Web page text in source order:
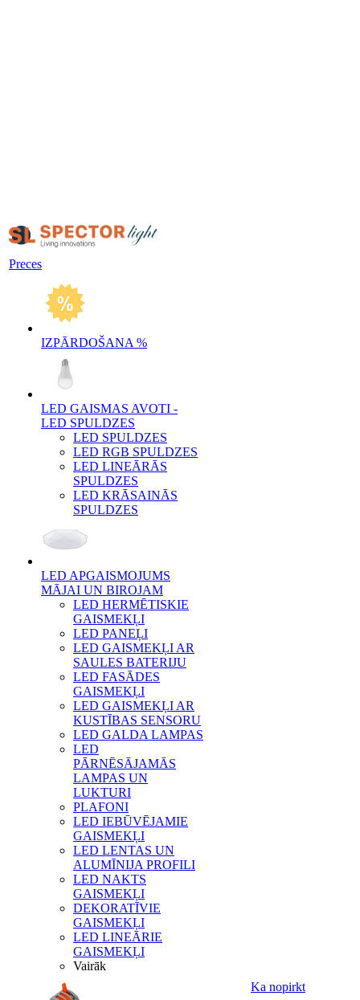
Preces
IZPĀRDOŠANA %
LED GAISMAS AVOTI -
LED SPULDZES
LED SPULDZES
LED RGB SPULDZES
LED LINEĀRĀS
SPULDZES
LED KRĀSAINĀS
SPULDZES
LED APGAISMOJUMS
MĀJAI UN BIROJAM
LED HERMĒTISKIE
GAISMEKĻI
LED PANEĻI
LED GAISMEKĻI AR
SAULES BATERIJU
LED FASĀDES
GAISMEKĻI
LED GAISMEKĻI AR
KUSTĪBAS SENSORU
LED GALDA LAMPAS
LED
PĀRNĒSĀJAMĀS
LAMPAS UN
LUKTURI
PLAFONI
LED IEBŪVĒJAMIE
GAISMEKĻI
LED LENTAS UN
ALUMĪNIJA PROFILI
LED NAKTS
GAISMEKĻI
DEKORATĪVIE
GAISMEKĻI
LED LINEĀRIE
GAISMEKĻI
Vairāk
Ka nopirkt